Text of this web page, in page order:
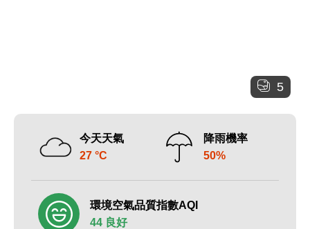
5
今天天氣
27 °C
降雨機率
50%
環境空氣品質指數AQI
44 良好